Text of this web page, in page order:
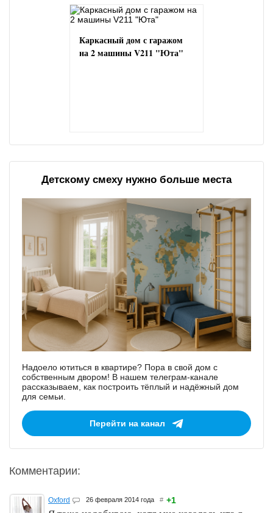
Каркасный дом с гаражом
на 2 машины V211 "Юта"
Детскому смеху нужно больше места
Надоело ютиться в квартире? Пора в свой дом с
собственным двором! В нашем телеграм-канале
рассказываем, как построить тёплый и надёжный дом
для семьи.
Перейти на канал
Комментарии:
Oxford 26 февраля 2014 года # +1